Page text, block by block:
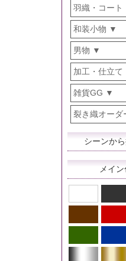
羽織・コート
和装小物
男物
加工・仕立て
雑貨GG
裂き織オーダ
シーンか
メイ